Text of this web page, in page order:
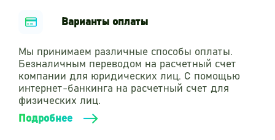
Варианты оплаты
Мы принимаем различные способы оплаты.
Безналичным переводом на расчетный счет
компании для юридических лиц. С помощью
интернет-банкинга на расчетный счет для
физических лиц.
Подробнее